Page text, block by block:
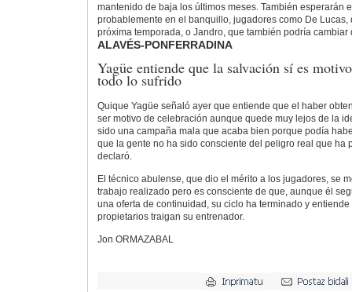
mantenido de baja los últimos meses. También esperarán
probablemente en el banquillo, jugadores como De
próxima temporada, o Jandro, que también podría cambiar
ALAVÉS-PONFERRADINA
Yagüe entiende que la salvación sí es
todo lo sufrido
Quique Yagüe señaló ayer que entiende que el haber
ser motivo de celebración aunque quede muy lejos de la
sido una campaña mala que acaba bien porque podía
que la gente no ha sido consciente del peligro real que ha
declaró.
El técnico abulense, que dio el mérito a los jugadores, se
trabajo realizado pero es consciente de que, aunque él
una oferta de continuidad, su ciclo ha terminado y
propietarios traigan su entrenador.
Jon ORMAZABAL